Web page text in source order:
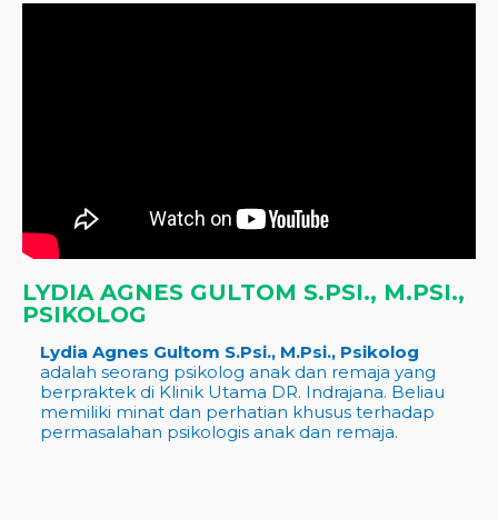
LYDIA AGNES GULTOM S.PSI., M.PSI.,
PSIKOLOG
Lydia Agnes Gultom S.Psi., M.Psi., Psikolog
adalah seorang psikolog anak dan remaja yang
berpraktek di Klinik Utama DR. Indrajana. Beliau
memiliki minat dan perhatian khusus terhadap
permasalahan psikologis anak dan remaja.